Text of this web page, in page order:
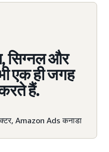
सिग्नल और
एक ही जगह
हैं.
Amazon Ads कनाडा